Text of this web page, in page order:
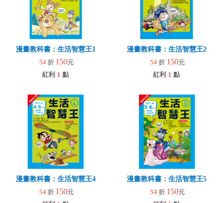
漫畫教科書：生活智慧王1
54 折 150元
紅利 1 點
漫畫教科書：生活智慧王2
54 折 150元
紅利 1 點
漫畫教科書：生活智慧王4
54 折 150元
漫畫教科書：生活智慧王5
54 折 150元